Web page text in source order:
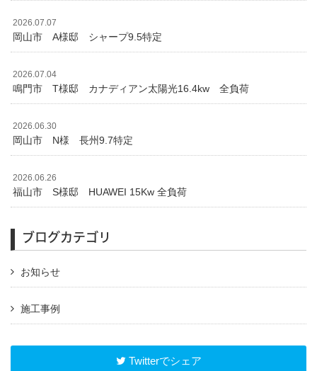
2026.07.07
岡山市 A様邸 シャープ9.5特定
2026.07.04
鳴門市 T様邸 カナディアン太陽光16.4kw 全負荷
2026.06.30
岡山市 N様 長州9.7特定
2026.06.26
福山市 S様邸 HUAWEI 15Kw 全負荷
ブログカテゴリ
お知らせ
施工事例
Twitterでシェア